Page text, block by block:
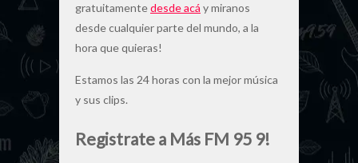
gratuitamentedesde acá y miranos
desde cualquier parte del mundo, a la
hora que quieras!
Estamos las 24 horas con la mejor música
y sus clips.
Registrate a Más FM 95 9!